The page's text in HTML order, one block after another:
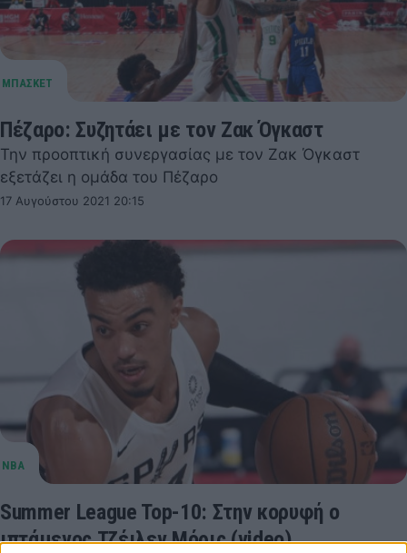
Πέζαρο: Συζητάει με τον Ζακ Όγκαστ
Την προοπτική συνεργασίας με τον Ζακ Όγκαστ
εξετάζει η ομάδα του Πέζαρο
17 Αυγούστου 2021 20:15
Summer League Top-10: Στην κορυφή ο
ιπτάμενος Τζέιλεν Μόρις (video)